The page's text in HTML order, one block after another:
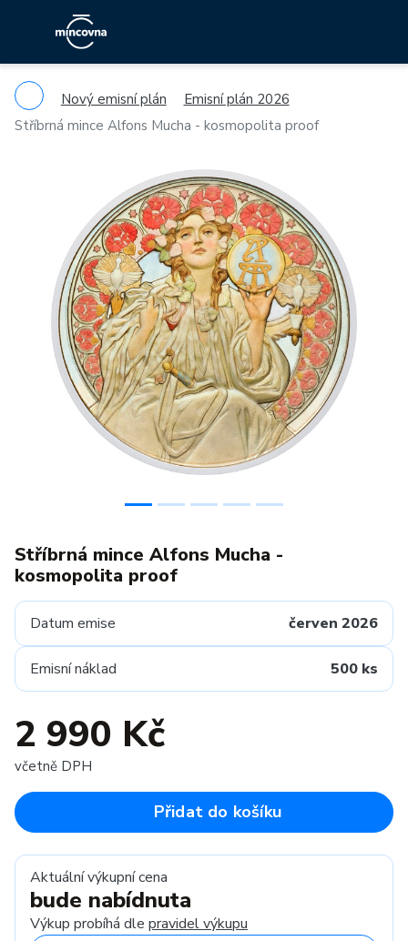
Nový emisní plán
Emisní plán 2026
Stříbrná mince Alfons Mucha - kosmopolita proof
Previous
Stříbrná mince Alfons Mucha -
kosmopolita proof
Datum emise červen 2026
Emisní náklad 500 ks
2 990 Kč
včetně DPH
Přidat do košíku
Aktuální výkupní cena
bude nabídnuta
Výkup probíhá dle pravidel výkupu